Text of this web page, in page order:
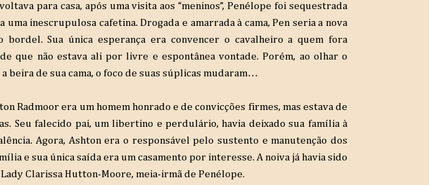
para casa, após uma visita aos “meninos”, Penélope foi sequestrada
uma inescrupulosa cafetina. Drogada e amarrada à cama, Pen seria a nova
bordel. Sua única esperança era convencer o cavalheiro a quem fora
que não estava ali por livre e espontânea vontade. Porém, ao olhar o
a beira de sua cama, o foco de suas súplicas mudaram…
Radmoor era um homem honrado e de convicções firmes, mas estava de
Seu falecido pai, um libertino e perdulário, havia deixado sua família à
Agora, Ashton era o responsável pelo sustento e manutenção dos
e sua única saída era um casamento por interesse. A noiva já havia sido
Clarissa Hutton-Moore, meia-irmã de Penélope.